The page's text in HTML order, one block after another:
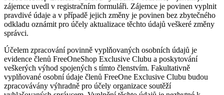
zájemce uvedl v registračním formuláři. Zájemce je povinen vyplnit
pravdivé údaje a v případě jejich změny je povinen bez zbytečného
odkladu oznámit pro účely aktualizace těchto údajů veškeré změny
správci.
Účelem zpracování povinně vyplňovaných osobních údajů je
evidence členů FreeOneShop Exclusive Clubu a poskytování
veškerých výhod spojených s tímto členstvím. Fakultativně
vyplňované osobní údaje členů FreeOne Exclusive Clubu budou
zpracovávány výhradně pro účely organizace soutěží